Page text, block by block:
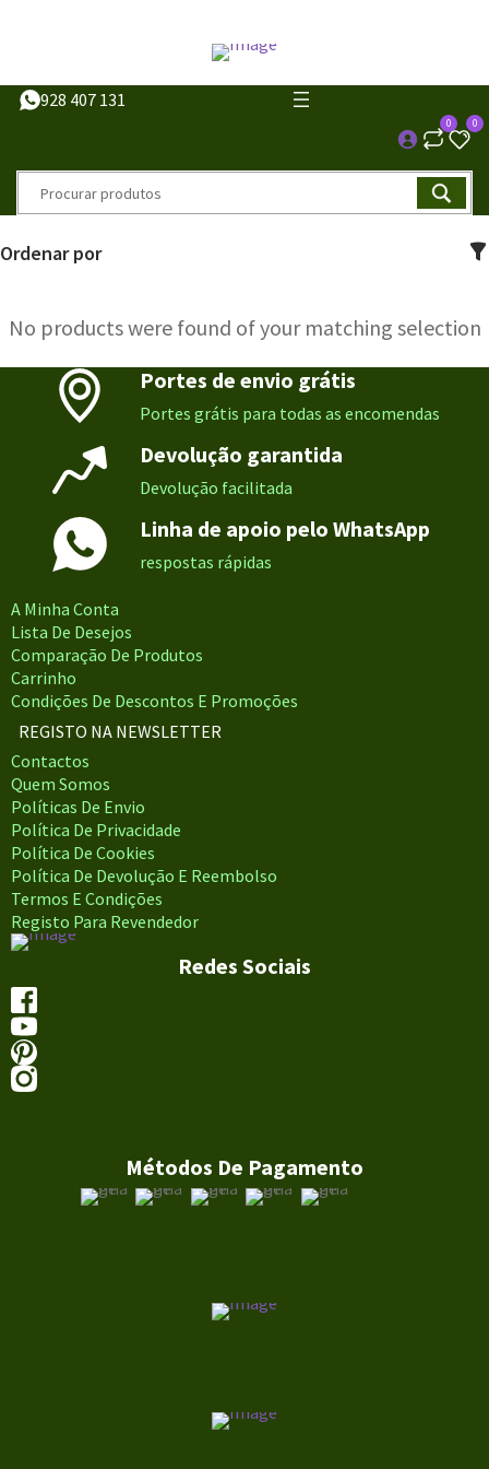
928 407 131
0 0
Ordenar por
No products were found of your matching selection
Portes de envio grátis
Portes grátis para todas as encomendas
Devolução garantida
Devolução facilitada
Linha de apoio pelo WhatsApp
respostas rápidas
A Minha Conta
Lista De Desejos
Comparação De Produtos
Carrinho
Condições De Descontos E Promoções
REGISTO NA NEWSLETTER
Contactos
Quem Somos
Políticas De Envio
Política De Privacidade
Política De Cookies
Política De Devolução E Reembolso
Termos E Condições
Registo Para Revendedor
Redes Sociais
Métodos De Pagamento